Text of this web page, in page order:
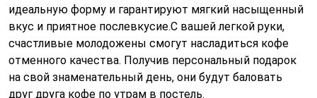
идеальную форму и гарантируют мягкий насыщенный
вкус и приятное послевкусие.С вашей легкой руки,
счастливые молодожены смогут насладиться кофе
отменного качества. Получив персональный подарок
на свой знаменательный день, они будут баловать
друг друга кофе по утрам в постель.